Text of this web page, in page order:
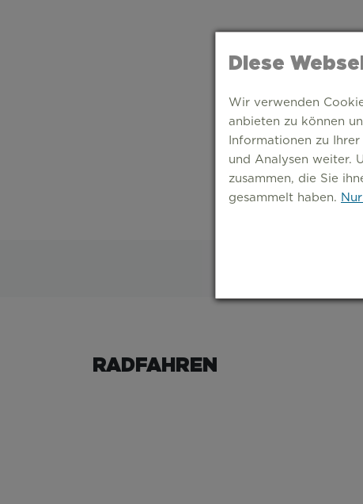
Diese
Wir verwenden
anbieten zu können
Informationen zu
und Analysen weiter.
zusammen, die Sie
gesammelt haben.
RADFAHREN